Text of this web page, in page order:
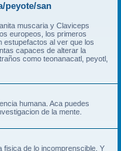
peyote/san
muscaria y Claviceps
europeos, los primeros
estupefactos al ver que los
capaces de alterar la
como teonanacatl, peyotl,
humana. Aca puedes
de la mente.
fisica de lo incomprenscible. Y